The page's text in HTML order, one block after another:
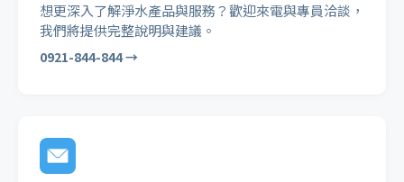
想更深入了解淨水產品與服務？歡迎來電與專員洽談，
我們將提供完整說明與建議。
0921-844-844 →